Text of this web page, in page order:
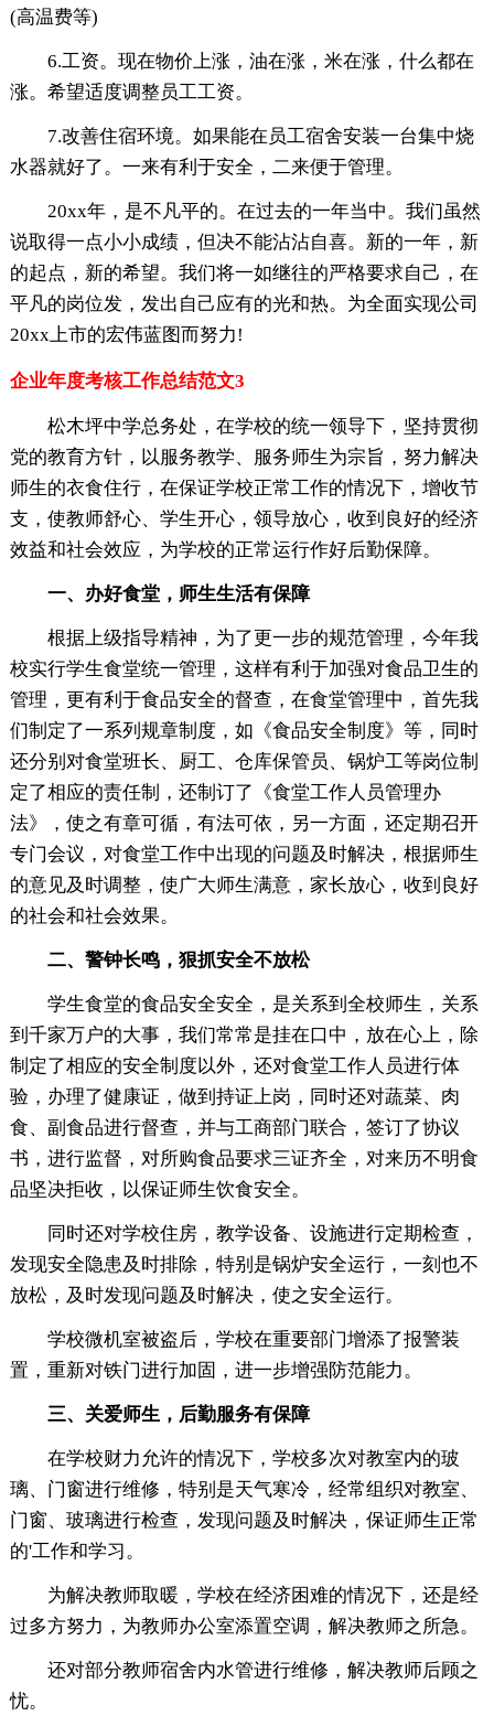
(高温费等)
6.工资。现在物价上涨，油在涨，米在涨，什么都在
涨。希望适度调整员工工资。
7.改善住宿环境。如果能在员工宿舍安装一台集中烧
水器就好了。一来有利于安全，二来便于管理。
20xx年，是不凡平的。在过去的一年当中。我们虽然
说取得一点小小成绩，但决不能沾沾自喜。新的一年，新
的起点，新的希望。我们将一如继往的严格要求自己，在
平凡的岗位发，发出自己应有的光和热。为全面实现公司
20xx上市的宏伟蓝图而努力!
企业年度考核工作总结范文3
松木坪中学总务处，在学校的统一领导下，坚持贯彻
党的教育方针，以服务教学、服务师生为宗旨，努力解决
师生的衣食住行，在保证学校正常工作的情况下，增收节
支，使教师舒心、学生开心，领导放心，收到良好的经济
效益和社会效应，为学校的正常运行作好后勤保障。
一、办好食堂，师生生活有保障
根据上级指导精神，为了更一步的规范管理，今年我
校实行学生食堂统一管理，这样有利于加强对食品卫生的
管理，更有利于食品安全的督查，在食堂管理中，首先我
们制定了一系列规章制度，如《食品安全制度》等，同时
还分别对食堂班长、厨工、仓库保管员、锅炉工等岗位制
定了相应的责任制，还制订了《食堂工作人员管理办
法》，使之有章可循，有法可依，另一方面，还定期召开
专门会议，对食堂工作中出现的问题及时解决，根据师生
的意见及时调整，使广大师生满意，家长放心，收到良好
的社会和社会效果。
二、警钟长鸣，狠抓安全不放松
学生食堂的食品安全安全，是关系到全校师生，关系
到千家万户的大事，我们常常是挂在口中，放在心上，除
制定了相应的安全制度以外，还对食堂工作人员进行体
验，办理了健康证，做到持证上岗，同时还对蔬菜、肉
食、副食品进行督查，并与工商部门联合，签订了协议
书，进行监督，对所购食品要求三证齐全，对来历不明食
品坚决拒收，以保证师生饮食安全。
同时还对学校住房，教学设备、设施进行定期检查，
发现安全隐患及时排除，特别是锅炉安全运行，一刻也不
放松，及时发现问题及时解决，使之安全运行。
学校微机室被盗后，学校在重要部门增添了报警装
置，重新对铁门进行加固，进一步增强防范能力。
三、关爱师生，后勤服务有保障
在学校财力允许的情况下，学校多次对教室内的玻
璃、门窗进行维修，特别是天气寒冷，经常组织对教室、
门窗、玻璃进行检查，发现问题及时解决，保证师生正常
的'工作和学习。
为解决教师取暖，学校在经济困难的情况下，还是经
过多方努力，为教师办公室添置空调，解决教师之所急。
还对部分教师宿舍内水管进行维修，解决教师后顾之
忧。